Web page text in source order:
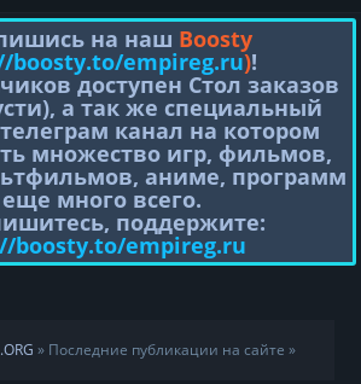
на наш Boosty
boosty.to/empireg.ru)!
доступен Стол заказов
а так же специальный
канал на котором
множество игр, фильмов,
аниме, программ
много всего.
поддержите:
boosty.to/empireg.ru
» Последние публикации на сайте »